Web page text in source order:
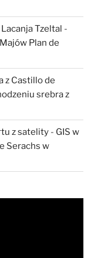
Lacanja Tzeltal -
Plan de
z Castillo de
srebra z
z satelity - GIS w
Serachs w